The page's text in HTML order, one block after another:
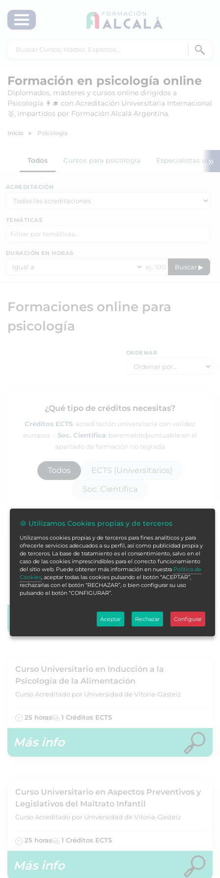
Formación en psicología online
Diplomados, másteres y cursos online dirigidos a
Psicología 👩‍🎓 con Acreditación Universitaria Internacional
🥇, impartidos por Formación Alcalá Argentina.
Inicio Psicología
Todos Cursos para psicología Especialistas »
ACREDITACIÓN
TEMÁTICAS
DURACIÓN EN HORAS
Buscar ▶
Formaciones online para
psicología
ORDENAR
¿Qué tipo de créditos necesitas?
Créditos ECTS: acreditación universitaria con validez
europea · Soc. Científica: baremable/puntuable en el
apartado de formación no reglada
Todos
ECTS (Universitarios)
Soc. Científica
Curso Universitario en Inducción a la
Psicología Obstetricia
Curso Acreditado por Universidad de Vitoria-Gasteiz
25 horas 1 Créditos ECTS
Curso Universitario en Inducción a la
Psicología de la Alimentación
Curso Acreditado por Universidad de Vitoria-Gasteiz
25 horas 1 Créditos ECTS
Más info
Curso Universitario en Aspectos Preventivos y
Legislativos del Maltrato Infantil
Curso Acreditado por Universidad de Vitoria-Gasteiz
25 horas 1 Créditos ECTS
Más info
🍪 Utilizamos Cookies propias y de terceros
Utilizamos cookies propias y de terceros para fines analíticos y para
ofrecerle servicios adecuados a su perfil, así como publicidad propia y
de terceros. La base de tratamiento es el consentimiento, salvo en el
caso de las cookies imprescindibles para el correcto funcionamiento
del sitio web. Puede obtener más información en nuestra Política de
Cookies , aceptar todas las cookies pulsando el botón “ACEPTAR”,
rechazarlas con el botón “RECHAZAR”, o bien configurar su uso
pulsando el botón “CONFIGURAR”.
Aceptar Rechazar Configurar